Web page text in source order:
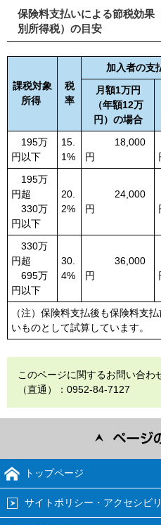
保険料支払いによる節税効果
別所得税）の目安
課税対象
所得
税
率
加入者の支
月額1万円
（年額12万
円）の場合
195万
円以下
15.
1%
18,000
円
195万
円超
330万
円以下
20.
2%
24,000
円
330万
円超
695万
円以下
30.
4%
36,000
円
（注）保険料支払後も保険料支
いものとして試算しています。
このページに関するお問い合
（直通）：0952-84-7127
トップページ
サイトポリシー・アクセシビ